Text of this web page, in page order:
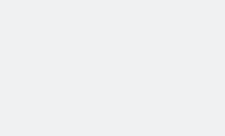
HAK-PAR Genel başkanı
Hak ve Özgürlükler Partisi